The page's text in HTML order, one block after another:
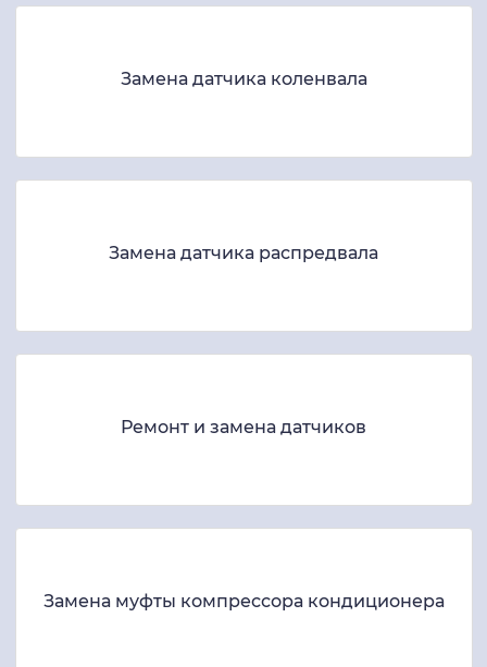
Замена датчика коленвала
Замена датчика распредвала
Ремонт и замена датчиков
Замена муфты компрессора кондиционера